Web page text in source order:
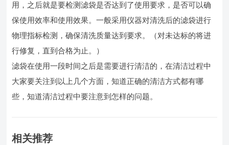
用，之后就是要检测滤袋是否达到了使用要求，是否可以确
保使用效率和使用效果。一般采用仪器对清洗后的滤袋进行
物理指标检测，确保清洗质量达到要求。（对未达标的将进
行修复，直到合格为止。）
滤袋在使用一段时间之后是需要进行清洁的，在清洁过程中
大家要关注到以上几个方面，知道正确的清洁方式都有哪
些，知道清洁过程中要注意到怎样的问题。
相关推荐